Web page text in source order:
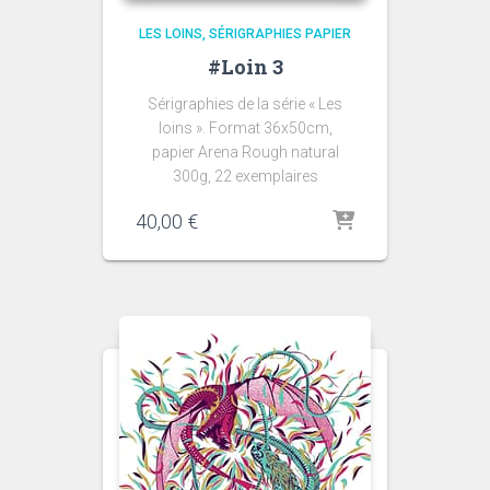
LES LOINS SÉRIGRAPHIES PAPIER
#Loin 3
Sérigraphies de la série « Les
loins ». Format 36x50cm,
papier Arena Rough natural
300g, 22 exemplaires
40,00 €